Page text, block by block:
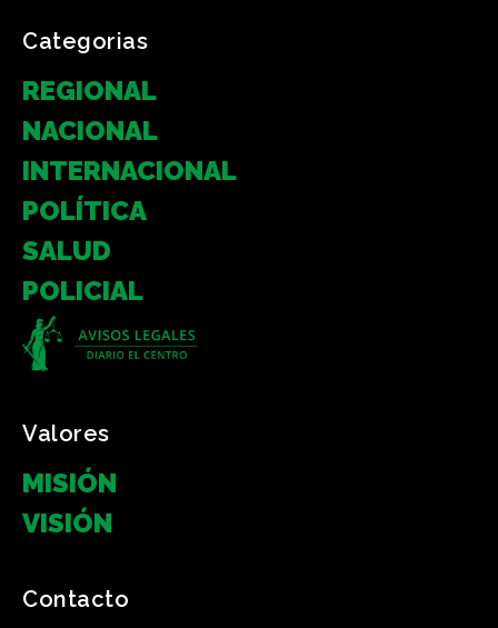
Categorias
REGIONAL
NACIONAL
INTERNACIONAL
POLÍTICA
SALUD
POLICIAL
Valores
MISIÓN
VISIÓN
Contacto